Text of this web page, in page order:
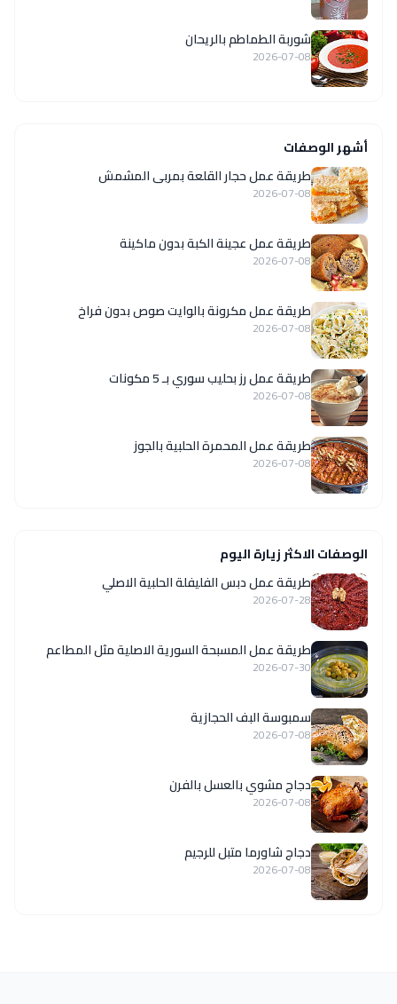
شوربة الطماطم بالريحان
2026-07-08
أشهر الوصفات
طريقة عمل حجار القلعة بمربى المشمش
2026-07-08
طريقة عمل عجينة الكبة بدون ماكينة
2026-07-08
طريقة عمل مكرونة بالوايت صوص بدون فراخ
2026-07-08
طريقة عمل رز بحليب سوري بـ 5 مكونات
2026-07-08
طريقة عمل المحمرة الحلبية بالجوز
2026-07-08
الوصفات الاكثر زيارة اليوم
طريقة عمل دبس الفليفلة الحلبية الاصلي
2026-07-28
‏طريقة عمل المسبحة السورية الاصلية مثل المطاعم
2026-07-30
سمبوسة البف الحجازية
2026-07-08
دجاج مشوي بالعسل بالفرن
2026-07-08
دجاج شاورما متبل للرجيم
2026-07-08